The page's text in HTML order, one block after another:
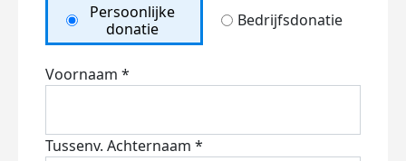
Persoonlijke
donatie
Bedrijfsdonatie
Voornaam *
Tussenv. Achternaam *